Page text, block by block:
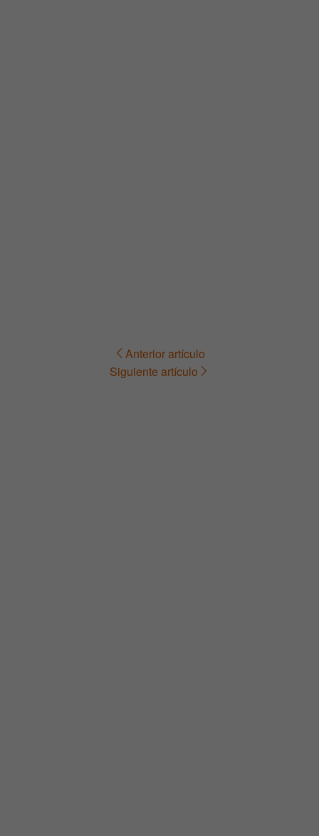
Navegación Anterior artículo
Siguiente artículo